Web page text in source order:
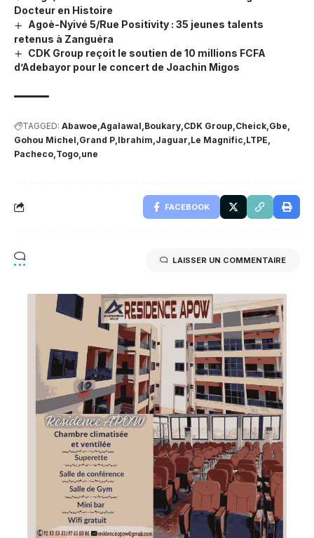
Docteur en Histoire
Agoè-Nyivé 5/Rue Positivity : 35 jeunes talents
retenus à Zanguéra
CDK Group reçoit le soutien de 10 millions FCFA
d’Adebayor pour le concert de Joachin Migos
TAGGED: Abawoe Agalawal Boukary CDK Group Cheick Gbe
Gohou Michel Grand P Ibrahim Jaguar Le Magnific LTPE
Pacheco Togo une
FACEBOOK
LAISSER UN COMMENTAIRE